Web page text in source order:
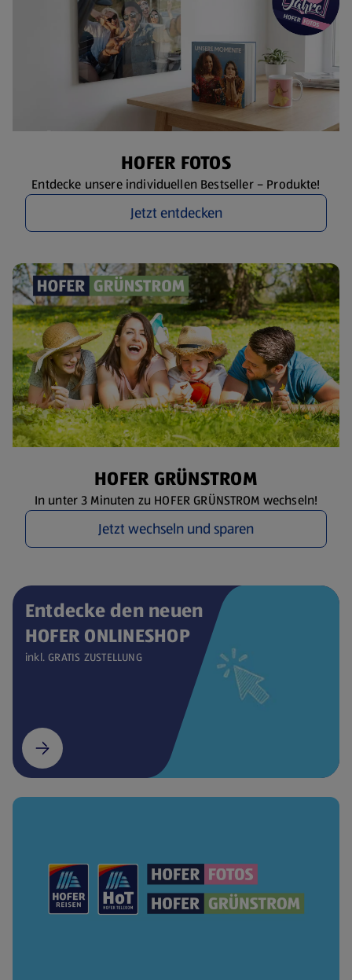
HOFER FOTOS
Entdecke unsere individuellen Bestseller – Produkte!
Jetzt entdecken
HOFER GRÜNSTROM
In unter 3 Minuten zu HOFER GRÜNSTROM wechseln!
Jetzt wechseln und sparen
Entdecke den neuen
HOFER ONLINESHOP
inkl. GRATIS ZUSTELLUNG
(öffnet in einem neuen Tab)